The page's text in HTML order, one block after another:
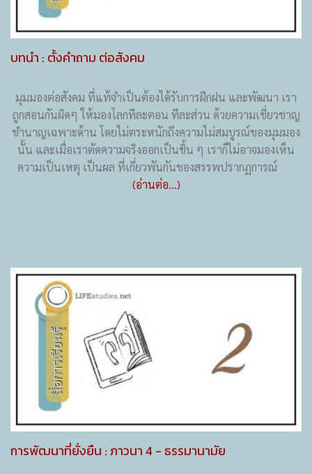
บทนำ : ตั้งคำถาม ต่อสังคม
มุมมองต่อสังคม ที่แท้จำเป็นต้องได้รับการฝึกฝน และพัฒนา เรา
ถูกสอนกันผิดๆ ให้มองโลกทีละตอน ทีละส่วน ด้วยความเชี่ยวชาญ
ชำนาญเฉพาะด้าน โดยไม่ตระหนักถึงความไม่สมบูรณ์ของมุมมอง
นั้น และเมื่อเราตัดความจริงออกเป็นชิ้น ๆ เราก็ไม่อาจมองเห็น
ความเป็นเหตุ เป็นผล ที่เกี่ยวพันกันของสรรพปรากฏการณ์
(อ่านต่อ...)
การพัฒนาที่ยั่งยืน : ภาวนา 4 - ธรรมานามัย